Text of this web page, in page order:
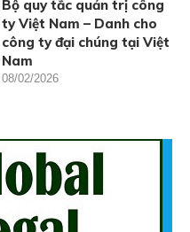
Bộ quy tắc quản trị công
ty Việt Nam – Danh cho
công ty đại chúng tại Việt
Nam
08/02/2026